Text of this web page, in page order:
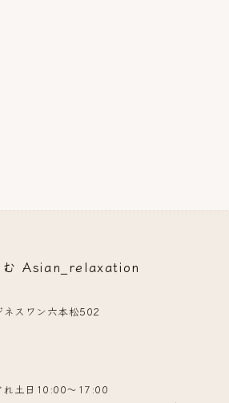
む Asian_relaxation
スワン六本松502
土日10:00〜17:00